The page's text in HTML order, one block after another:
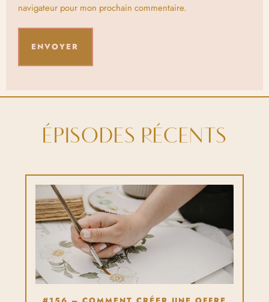
navigateur pour mon prochain commentaire.
ÉPISODES RÉCENTS